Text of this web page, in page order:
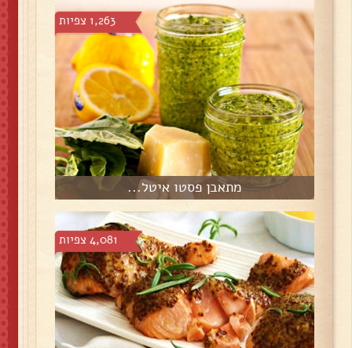
1,263 צפיות
מתאבן פסטו איטל...
4,081 צפיות